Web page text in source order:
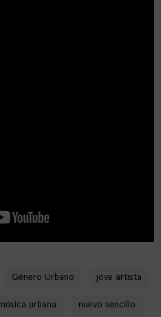
Género Urbano jove artista
urbana nuevo sencillo